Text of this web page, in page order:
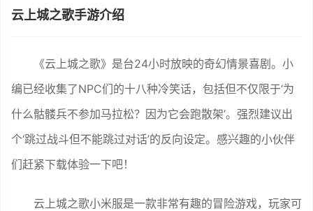
云上城之歌手游介绍
《云上城之歌》是台24小时放映的奇幻情景喜剧。小
编已经收集了NPC们的十八种冷笑话，包括但不仅限于‘为
什么骷髅兵不参加马拉松？因为它会跑散架’。强烈建议出
个‘跳过战斗但不能跳过对话’的反向设定。感兴趣的小伙伴
们赶紧下载体验一下吧！
云上城之歌小米服是一款非常有趣的冒险游戏，玩家可